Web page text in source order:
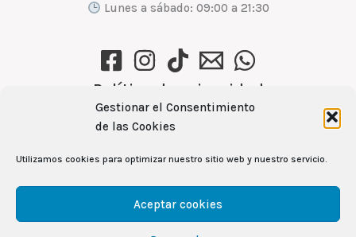
Gestionar el Consentimiento
de las Cookies
Utilizamos cookies para optimizar nuestro sitio web y nuestro servicio.
Aceptar cookies
Lunes a sábado: 09:00 a 21:30
Política de privacidad
Política de cookies (UE)
Aviso Legal
Ver recetas →